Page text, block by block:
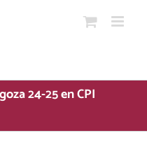
24-25 en CPI